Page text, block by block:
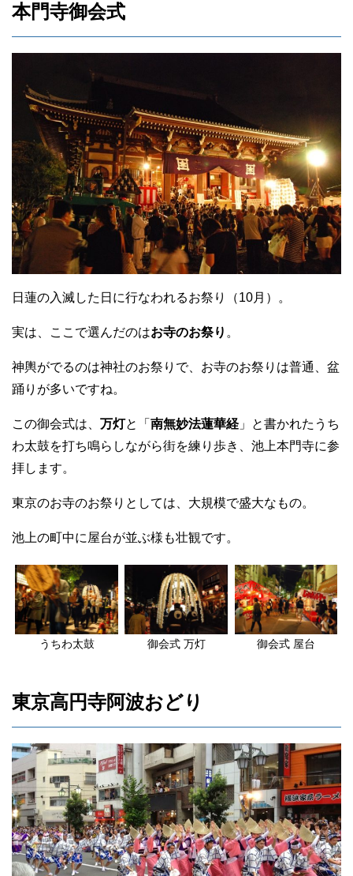
本門寺御会式
日蓮の入滅した日に行なわれるお祭り（10月）。
実は、ここで選んだのはお寺のお祭り 。
神輿がでるのは神社のお祭りで、お寺のお祭りは普通、盆
踊りが多いですね。
この御会式は、 万灯と「 南無妙法蓮華経 」と書かれたうち
わ太鼓を打ち鳴らしながら街を練り歩き、池上本門寺に参
拝します。
東京のお寺のお祭りとしては、大規模で盛大なもの。
池上の町中に屋台が並ぶ様も壮観です。
うちわ太鼓 御会式 万灯 御会式 屋台
東京高円寺阿波おどり